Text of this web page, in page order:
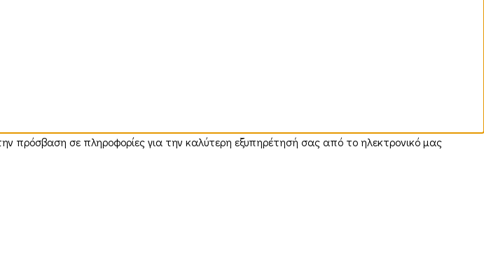
πρόσβαση σε πληροφορίες για την καλύτερη εξυπηρέτησή σας από το ηλεκτρονικό μας